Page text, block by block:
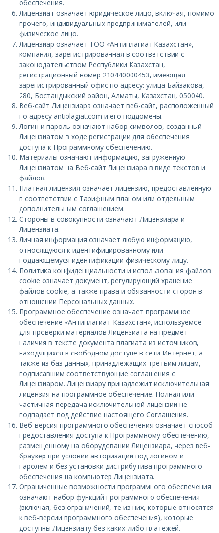
обеспечения.
Лицензиат означает юридическое лицо, включая, помимо
прочего, индивидуальных предпринимателей, или
физическое лицо.
Лицензиар означает ТОО «Антиплагиат.Казахстан»,
компания, зарегистрированная в соответствии с
законодательством Республики Казахстан,
регистрационный номер 210440000453, имеющая
зарегистрированный офис по адресу: улица Байзакова,
280, Бостандыкский район, Алматы, Казахстан, 050040.
Веб-сайт Лицензиара означает веб-сайт, расположенный
по адресу antiplagiat.com и его поддомены.
Логин и пароль означают набор символов, созданный
Лицензиатом в ходе регистрации для обеспечения
доступа к Программному обеспечению.
Материалы означают информацию, загруженную
Лицензиатом на Веб-сайт Лицензиара в виде текстов и
файлов.
Платная лицензия означает лицензию, предоставленную
в соответствии с Тарифным планом или отдельным
дополнительным соглашением.
Стороны в совокупности означают Лицензиара и
Лицензиата.
Личная информация означает любую информацию,
относящуюся к идентифицированному или
поддающемуся идентификации физическому лицу.
Политика конфиденциальности и использования файлов
cookie означает документ, регулирующий хранение
файлов cookie, а также права и обязанности сторон в
отношении Персональных данных.
Программное обеспечение означает программное
обеспечение «Антиплагиат-Казахстан», используемое
для проверки материалов Лицензиата на предмет
наличия в тексте документа плагиата из источников,
находящихся в свободном доступе в сети Интернет, а
также из баз данных, принадлежащих третьим лицам,
подписавшим соответствующие соглашения с
Лицензиаром. Лицензиару принадлежит исключительная
лицензия на программное обеспечение. Полная или
частичная передача исключительной лицензии не
подпадает под действие настоящего Соглашения.
Веб-версия программного обеспечения означает способ
предоставления доступа к Программному обеспечению,
размещенному на оборудовании Лицензиара, через веб-
браузер при условии авторизации под логином и
паролем и без установки дистрибутива программного
обеспечения на компьютер Лицензиата.
Ограниченные возможности программного обеспечения
означают набор функций программного обеспечения
(включая, без ограничений, те из них, которые относятся
к веб-версии программного обеспечения), которые
доступны Лицензиату без каких-либо платежей.